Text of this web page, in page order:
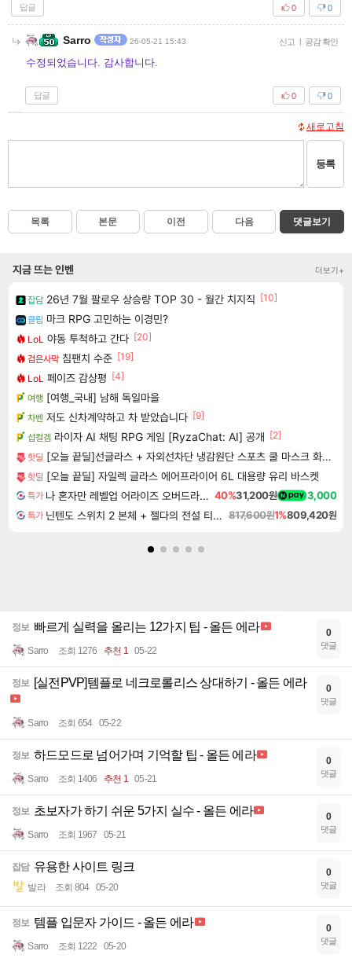
답글 0
0
Sarro 26-05-21 15:43 신고 | 공감 확인
수정되었습니다. 감사합니다.
답글 0
0
새로고침
등록
목록 본문 이전 다음 댓글보기
지금 뜨는 인벤 더보기+
잡담 26년 7월 팔로우 상승량 TOP 30 - 월간 치지직 [10]
클립 마크 RPG 고민하는 이경민?
LoL 야동 투척하고 간다 [20]
검은사막 침팬치 수준 [19]
LoL 페이즈 감상평 [4]
여행 [여행_국내] 남해 독일마을
차벤 저도 신차계약하고 차 받았습니다 [9]
섭컬겜 라이자 AI 채팅 RPG 게임 [RyzaChat: AI] 공개 [2]
핫딜 [오늘 끝딜]선글라스 + 자외선차단 냉감원단 스포츠 쿨 마스크 화이트 1매입
핫딜 [오늘 끝딜] 자일렉 글라스 에어프라이어 6L 대용량 유리 바스켓
특가 나 혼자만 레벨업 어라이즈 오버드라이브 디럭스 에디션 Solo Leveling Arise Overdrive Deluxe Edition 40%31,200원 3,000
특가 닌텐도 스위치 2 본체 + 젤다의 전설 티어스 오브 더 킹덤 닌텐도 스위치 2 에디션 + 젤다의 전설 브레스 오브 더 와일드 닌텐도 스위치 2 에디션 번들 817,600원1%809,420원
정보 빠르게 실력을 올리는 12가지 팁 - 올든 에라
Sarro 조회 1276 추천 1 05-22
0
댓글
정보 [실전PVP]템플로 네크로롤리스 상대하기 - 올든 에라
Sarro 조회 654 05-22
0
댓글
정보 하드모드로 넘어가며 기억할 팁 - 올든 에라
Sarro 조회 1406 추천 1 05-21
0
댓글
정보 초보자가 하기 쉬운 5가지 실수 - 올든 에라
Sarro 조회 1967 05-21
0
댓글
잡담 유용한 사이트 링크
발라 조회 804 05-20
0
댓글
정보 템플 입문자 가이드 - 올든 에라
Sarro 조회 1222 05-20
0
댓글